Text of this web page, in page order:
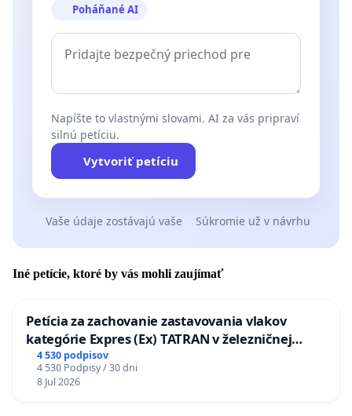
Poháňané AI
Napíšte to vlastnými slovami. AI za vás pripraví
silnú petíciu.
Vytvoriť petíciu
Vaše údaje zostávajú vaše Súkromie už v návrhu
Iné petície, ktoré by vás mohli zaujímať
Petícia za zachovanie zastavovania vlakov
kategórie Expres (Ex) TATRAN v železničnej
stanici Púchov
4 530 podpisov
4 530 Podpisy / 30 dni
8 Jul 2026